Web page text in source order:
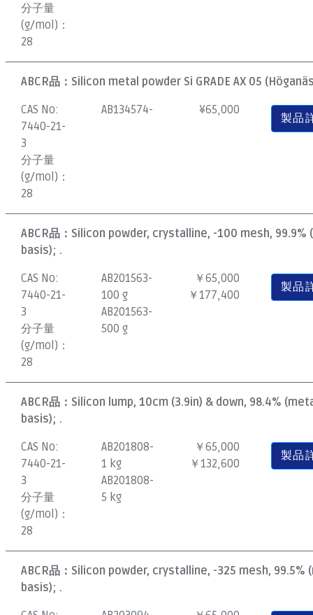
分子量
(g/mol)：
28
ABCR品： Silicon metal powder Si GRADE AX 05
CAS No:
7440-21-
3
分子量
(g/mol)：
28
AB134574- ¥65,000
製品
ABCR品： Silicon powder, crystalline, -100 mesh, 99.9%
basis); .
CAS No:
7440-21-
3
分子量
(g/mol)：
28
AB201563-
100 g
AB201563-
500 g
￥65,000
￥177,400
製品
ABCR品： Silicon lump, 10cm (3.9in) & down, 98.4%
basis); .
CAS No:
7440-21-
3
分子量
(g/mol)：
28
AB201808-
1 kg
AB201808-
5 kg
￥65,000
￥132,600
製品
ABCR品： Silicon powder, crystalline, -325 mesh, 99.5%
basis); .